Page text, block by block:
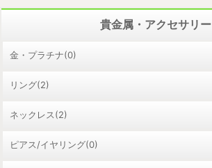
貴金属・アクセサリー
金・プラチナ(0)
リング(2)
ネックレス(2)
ピアス/イヤリング(0)